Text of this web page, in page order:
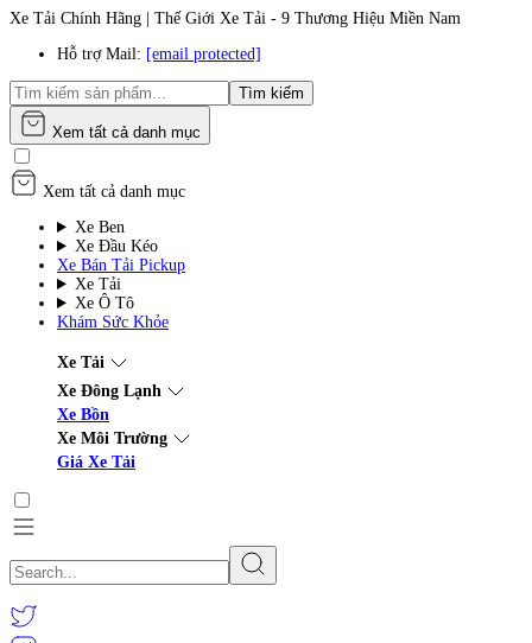
Xe Tải Chính Hãng | Thế Giới Xe Tải - 9 Thương Hiệu Miền Nam
Hỗ trợ Mail: [email protected]
Tìm kiếm
Xem tất cả danh mục
Xem tất cả danh mục
Xe Ben
Xe Đầu Kéo
Xe Bán Tải Pickup
Xe Tải
Xe Ô Tô
Khám Sức Khỏe
Xe Tải
Xe Đông Lạnh
Xe Bồn
Xe Môi Trường
Giá Xe Tải